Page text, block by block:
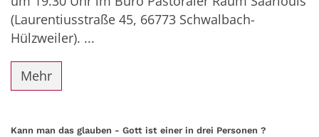
(Laurentiusstraße 45, 66773 Schwalbach-
Hülzweiler). ...
Mehr
Kann man das glauben - Gott ist einer in drei Personen ?